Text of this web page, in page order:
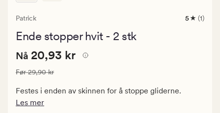
Patrick
1
5 (1)
Ende stopper hvit - 2 stk
Nåværende
20,93
kr.
Vanlig
Nåværende pris
Nå 20,93 kr
Vanlig pris 29,90 kr
Før29,90 kr
Festes i enden av skinnen for å stoppe gliderne.
Les mer